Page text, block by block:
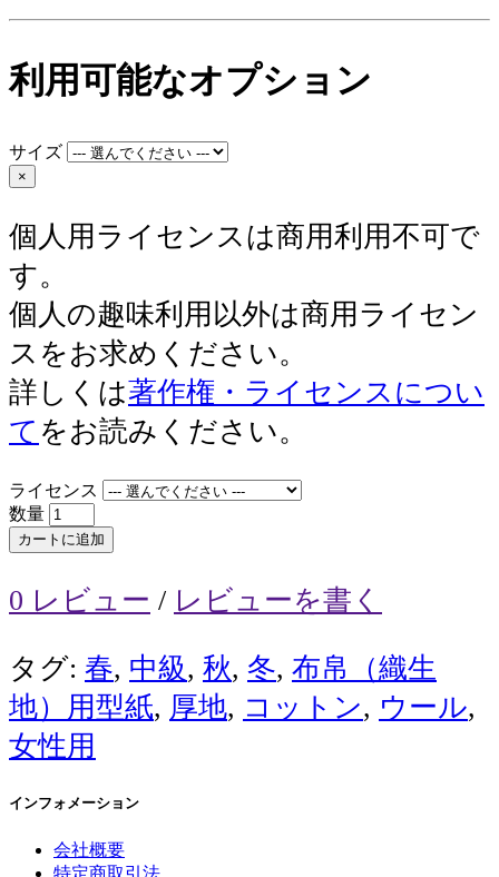
利用可能なオプション
サイズ
×
個人用ライセンスは商用利用不可で
す。
個人の趣味利用以外は商用ライセン
スをお求めください。
詳しくは著作権・ライセンスについ
て をお読みください。
ライセンス
数量
カートに追加
0 レビュー / レビューを書く
タグ: 春, 中級, 秋, 冬, 布帛（織生
地）用型紙, 厚地, コットン, ウール,
女性用
インフォメーション
会社概要
特定商取引法